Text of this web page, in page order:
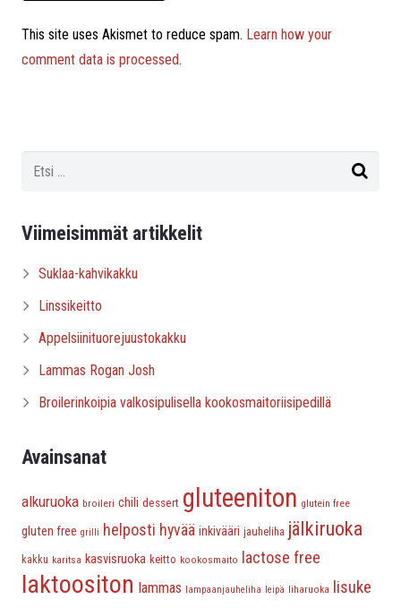
This site uses Akismet to reduce spam. Learn how your
comment data is processed.
Viimeisimmät artikkelit
Suklaa-kahvikakku
Linssikeitto
Appelsiinituorejuustokakku
Lammas Rogan Josh
Broilerinkoipia valkosipulisella kookosmaitoriisipedillä
Avainsanat
alkuruoka broileri chili dessert gluteeniton glutein free
gluten free grilli helposti hyvää inkivääri jauheliha jälkiruoka
kakku karitsa kasvisruoka keitto kookosmaito lactose free
laktoositon lammas lampaanjauheliha leipä liharuoka lisuke